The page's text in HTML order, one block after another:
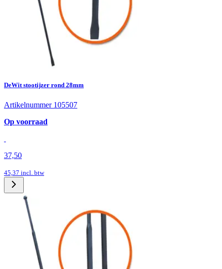
DeWit stootijzer rond 28mm
Artikelnummer 105507
Op voorraad
37,50
45,37 incl. btw